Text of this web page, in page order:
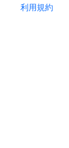
利用規約